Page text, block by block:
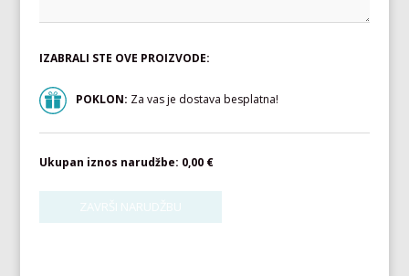
IZABRALI STE OVE PROIZVODE:
POKLON: Za vas je dostava besplatna!
Ukupan iznos narudžbe: 0,00 €